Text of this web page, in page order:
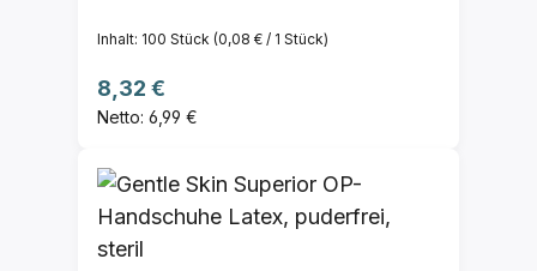
Inhalt: 100 Stück (0,08 € / 1 Stück)
Regulärer Preis:
8,32 €
Netto: 6,99 €